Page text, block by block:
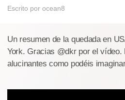
Escrito por ocean8
Un resumen de la quedada en
York. Gracias @dkr por el vídeo.
alucinantes como podéis